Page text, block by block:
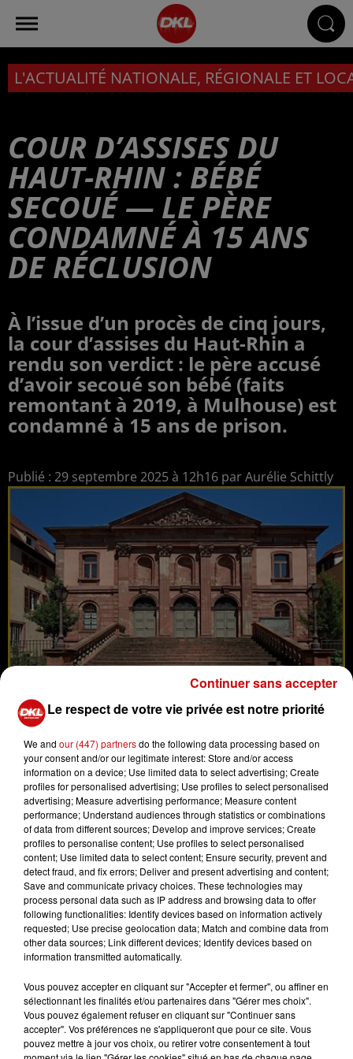
L'ACTUALITÉ NATIONALE, RÉGIONALE ET
COUR D’ASSISES DU
HAUT-RHIN : BÉBÉ
SECOUÉ — LE PÈRE
CONDAMNÉ À 15 ANS
DE RÉCLUSION
À l’issue d’un procès de cinq jours,
la cour d’assises du Haut-Rhin a
rendu son verdict : le père accusé
d’avoir secoué son bébé (faits
remontant à 2019, à Mulhouse) est
condamné à 15 ans de prison.
Publié : 29 septembre 2025 à 12h16 par Aurélie Schittly
assises
Crédit :assises
Les débats avaient duré plusieurs jours, entre expertises
médicales, témoignages et plaidoiries. Le ministère
public avait requis 20 années d’emprisonnement contre
l’accusé. Finalement, la cour a retenu les circonstances
aggravantes et prononcé une peine de 15 ans. L’affaire
suscite une vive émotion locale et relance le débat sur la
protection de l’enfance. L'homme de 36 ans était
poursuivi pour violences volontaires sur son enfant de
11 mois ayant entraîné la mort, sans l'intention de la
donner, en date du 3 août 2019.
Le respect de votre vie privée est notre priorité
We and our (447) partnersdo the following data processing based on
your consent and/or our legitimate interest: Store and/or access
information on a device; Use limited data to select advertising; Create
profiles for personalised advertising; Use profiles to select personalised
advertising; Measure advertising performance; Measure content
performance; Understand audiences through statistics or combinations
of data from different sources; Develop and improve services; Create
profiles to personalise content; Use profiles to select personalised
content; Use limited data to select content; Ensure security, prevent and
detect fraud, and fix errors; Deliver and present advertising and content;
Save and communicate privacy choices. These technologies may
process personal data such as IP address and browsing data to offer
following functionalities: Identify devices based on information actively
requested; Use precise geolocation data; Match and combine data from
other data sources; Link different devices; Identify devices based on
information transmitted automatically.
Vous pouvez accepter en cliquant sur "Accepter et fermer", ou affiner en
sélectionnant les finalités et/ou partenaires dans "Gérer mes choix".
Vous pouvez également refuser en cliquant sur "Continuer sans
accepter". Vos préférences ne s'appliqueront que pour ce site. Vous
pouvez mettre à jour vos choix, ou retirer votre consentement à tout
Continuer sans accepter